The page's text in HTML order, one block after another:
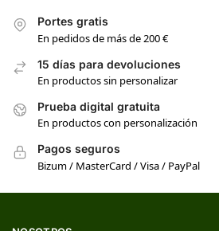
Portes gratis
En pedidos de más de 200 €
15 días para devoluciones
En productos sin personalizar
Prueba digital gratuita
En productos con personalización
Pagos seguros
Bizum / MasterCard / Visa / PayPal